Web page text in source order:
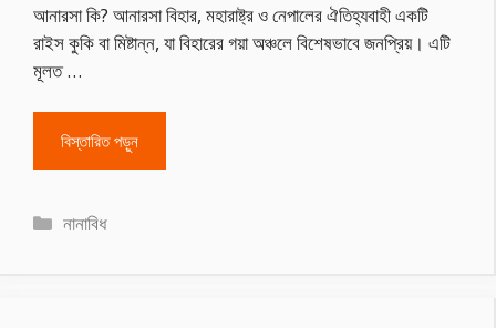
আনারসা কি? আনারসা বিহার, মহারাষ্ট্র ও নেপালের ঐতিহ্যবাহী একটি
রাইস কুকি বা মিষ্টান্ন, যা বিহারের গয়া অঞ্চলে বিশেষভাবে জনপ্রিয়। এটি
মূলত …
বিস্তারিত পড়ুন
Categories
নানাবিধ